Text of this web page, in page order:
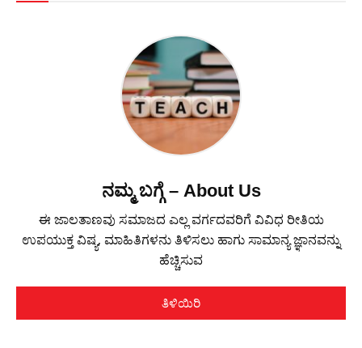
ನಮ್ಮ ಬಗ್ಗೆ – About Us
ಈ ಜಾಲತಾಣವು ಸಮಾಜದ ಎಲ್ಲ ವರ್ಗದವರಿಗೆ ವಿವಿಧ ರೀತಿಯ
ಉಪಯುಕ್ತ ವಿಷ್ಯ, ಮಾಹಿತಿಗಳನು ತಿಳಿಸಲು ಹಾಗು ಸಾಮಾನ್ಯ ಜ್ಞಾನವನ್ನು
ಹೆಚ್ಚಿಸುವ
ತಿಳಿಯಿರಿ